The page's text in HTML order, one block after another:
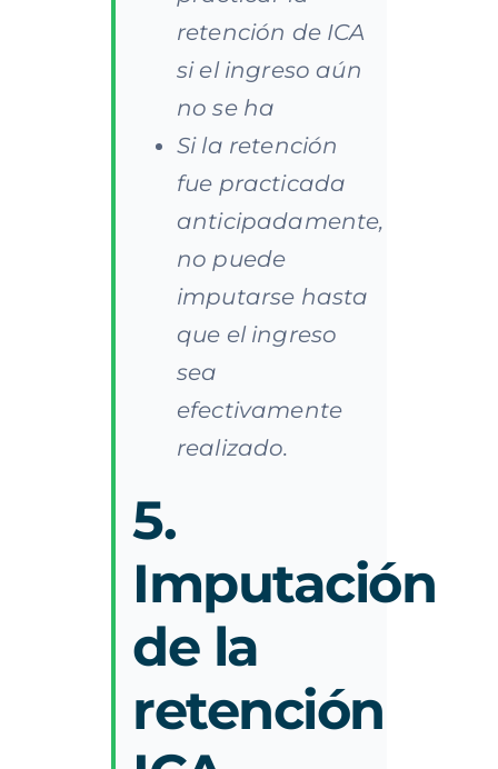
retención de ICA
si el ingreso aún
no se ha
Si la retención
fue practicada
anticipadamente,
no puede
imputarse hasta
que el ingreso
sea
efectivamente
realizado.
5.
Imputación
de la
retención